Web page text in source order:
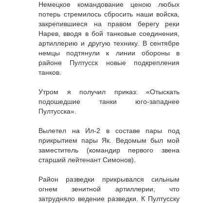
Немецкое командование ценою любых
потерь стремилось сбросить наши войска,
закрепившиеся на правом берегу реки
Нарев, вводя в бой танковые соединения,
артиллерию и другую технику. В сентябре
немцы подтянули к линии обороны в
районе Пултусск новые подкрепления
танков.
Утром я получил приказ: «Отыскать
подошедшие танки юго-западнее
Пултусска».
Вылетел на Ил-2 в составе пары под
прикрытием пары Як. Ведомым был мой
заместитель (командир первого звена
старший лейтенант Симонов).
Район разведки прикрывался сильным
огнем зенитной артиллерии, что
затрудняло ведение разведки. К Пултусску